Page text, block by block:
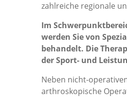
zahlreiche regionale
Im
werden Sie von
behandelt. Die
der Sport- und
Neben nicht-
arthroskopische